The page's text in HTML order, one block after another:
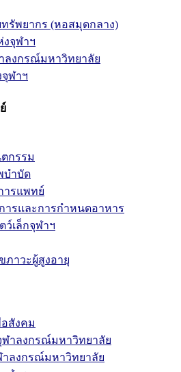
รัพยากร (หอสมุดกลาง)
จุฬาฯ
ลงกรณ์มหาวิทยาลัย
ฬาฯ
กรรม
บำบัด
ารแพทย์
รและการกำหนดอาหาร
ว์เล็กจุฬาฯ
ภาวะผู้สูงอายุ
สังคม
าลงกรณ์มหาวิทยาลัย
ลงกรณ์มหาวิทยาลัย